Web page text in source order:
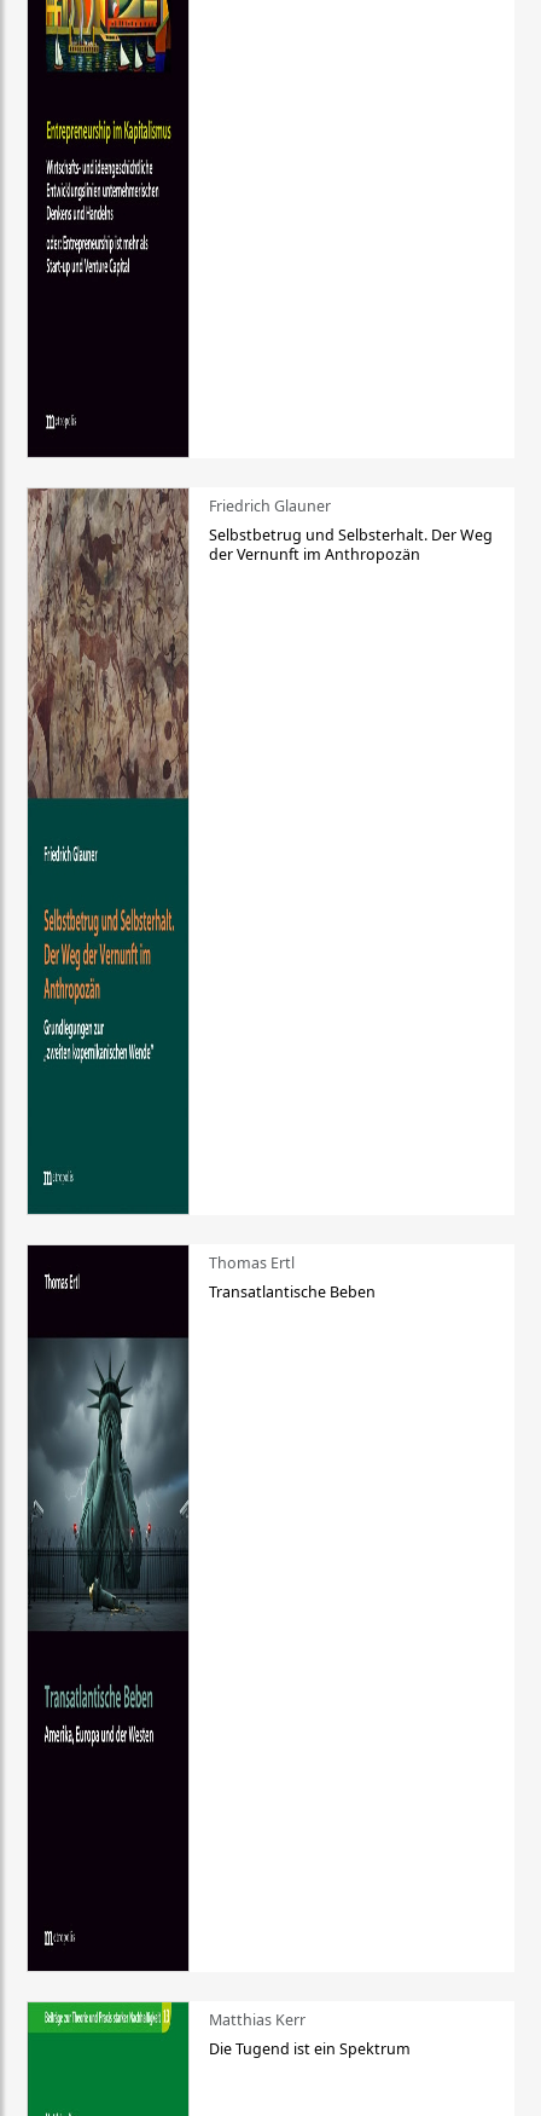
Friedrich Glauner
Selbstbetrug und Selbsterhalt. Der Weg
der Vernunft im Anthropozän
Thomas Ertl
Transatlantische Beben
Matthias Kerr
Die Tugend ist ein Spektrum